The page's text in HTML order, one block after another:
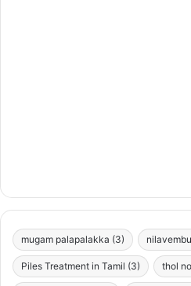
mugam palapalakka (3)
Piles Treatment in Tamil (3) thol